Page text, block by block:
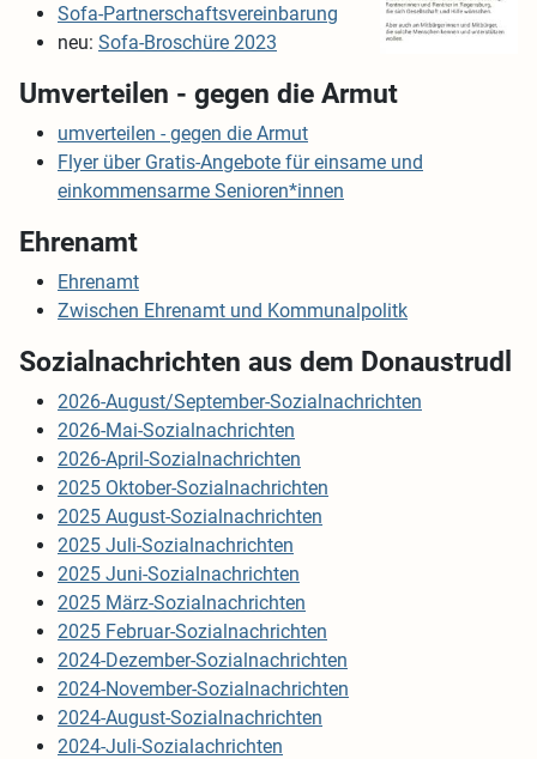
Sofa-Partnerschaftsvereinbarung
neu: Sofa-Broschüre 2023
Umverteilen - gegen die Armut
umverteilen - gegen die Armut
Flyer über Gratis-Angebote für einsame und
einkommensarme Senioren*innen
Ehrenamt
Ehrenamt
Zwischen Ehrenamt und Kommunalpolitk
Sozialnachrichten aus dem Donaustrudl
2026-August/September-Sozialnachrichten
2026-Mai-Sozialnachrichten
2026-April-Sozialnachrichten
2025 Oktober-Sozialnachrichten
2025 August-Sozialnachrichten
2025 Juli-Sozialnachrichten
2025 Juni-Sozialnachrichten
2025 März-Sozialnachrichten
2025 Februar-Sozialnachrichten
2024-Dezember-Sozialnachrichten
2024-November-Sozialnachrichten
2024-August-Sozialnachrichten
2024-Juli-Sozialachrichten